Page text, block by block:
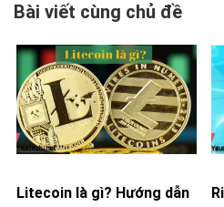
Bài viết cùng chủ đề
Litecoin là gì? Hướng dẫn